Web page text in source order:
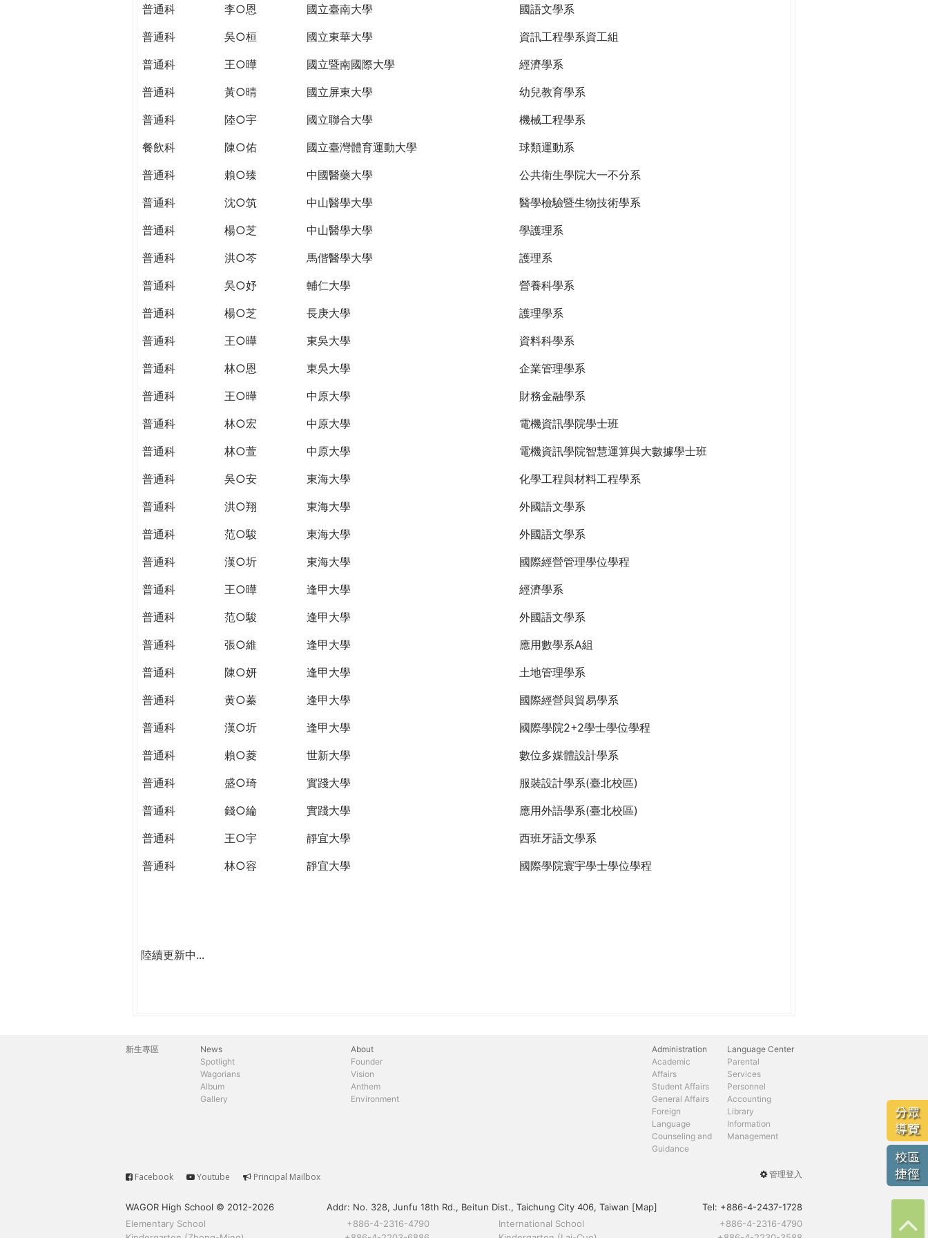
普通科 李○恩 國立臺南大學
國語文學系
普通科
吳○桓 國立東華大學
資訊工程學系資工組
普通科
王○曄 國立暨南國際大學
經濟學系
普通科
黃○晴 國立屏東大學
幼兒教育學系
普通科
陸○宇 國立聯合大學
機械工程學系
餐飲科
陳○佑 國立臺灣體育運動大學
球類運動系
普通科
賴○臻 中國醫藥大學
公共衛生學院大一不分系
普通科
沈○筑 中山醫學大學
醫學檢驗暨生物技術學系
普通科
楊○芝 中山醫學大學
學護理系
普通科
洪○芩 馬偕醫學大學
護理系
普通科
吳○妤 輔仁大學
營養科學系
普通科
楊○芝 長庚大學
護理學系
普通科
王○曄 東吳大學
資料科學系
普通科
林○恩 東吳大學
企業管理學系
普通科
王○曄 中原大學
財務金融學系
普通科
林○宏 中原大學
電機資訊學院學士班
普通科
林○萱 中原大學
電機資訊學院智慧運算與大數據學士班
普通科
吳○安 東海大學
化學工程與材料工程學系
普通科
洪○翔 東海大學
外國語文學系
普通科
范○駿 東海大學
外國語文學系
普通科
漢○圻 東海大學
國際經營管理學位學程
普通科
王○曄 逢甲大學
經濟學系
普通科
范○駿 逢甲大學
外國語文學系
普通科
張○維 逢甲大學
應用數學系A組
普通科
陳○妍 逢甲大學
土地管理學系
普通科
黄○蓁 逢甲大學
國際經營與貿易學系
普通科
漢○圻 逢甲大學
國際學院2+2學士學位學程
普通科
賴○菱 世新大學
數位多媒體設計學系
普通科
盛○琦 實踐大學
服裝設計學系(臺北校區)
普通科
錢○綸 實踐大學
應用外語學系(臺北校區)
普通科
王○宇 靜宜大學
西班牙語文學系
普通科
林○容 靜宜大學 國際學院寰宇學士學位學程
陸續更新中...
分眾
導覽
校區
捷徑
主
新生專區
News
Spotlight
Wagorians
Album
Gallery
About
Founder
Vision
Anthem
Environment
Administration
Academic
Affairs
Student Affairs
General Affairs
Foreign
Language
Counseling and
Guidance
Parental
Services
Personnel
Accounting
Library
Information
Management
Language Center
User
menu
管理登入
Service
Facebook Youtube Principal Mailbox
WAGOR High School © 2012-2026 Addr: No. 328, Junfu 18th Rd., Beitun Dist., Taichung City 406, Taiwan [Map] Tel: +886-4-2437-1728
Elementary School
+886-4-2316-4790 International School
+886-4-2316-4790